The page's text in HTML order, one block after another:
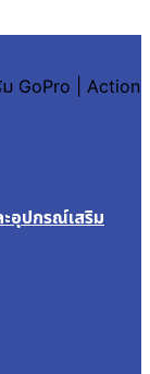
ม GoPro | Action
อุปกรณ์เสริม